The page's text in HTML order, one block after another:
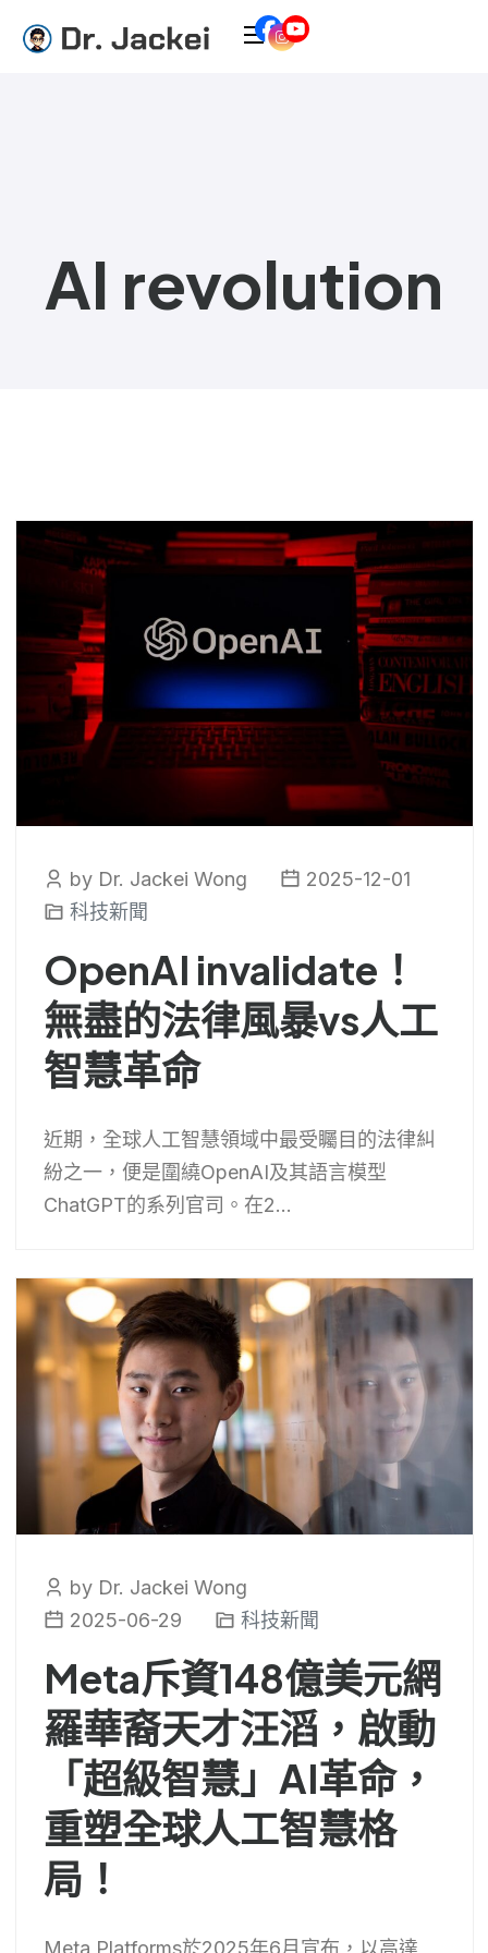
AI revolution
by Dr. Jackei Wong
2025-12-01
科技新聞
OpenAI invalidate！
無盡的法律風暴vs人工
智慧革命
近期，全球人工智慧領域中最受矚目的法律糾
紛之一，便是圍繞OpenAI及其語言模型
ChatGPT的系列官司。在2...
by Dr. Jackei Wong
2025-06-29
科技新聞
Meta斥資148億美元網
羅華裔天才汪滔，啟動
「超級智慧」AI革命，
重塑全球人工智慧格
局！